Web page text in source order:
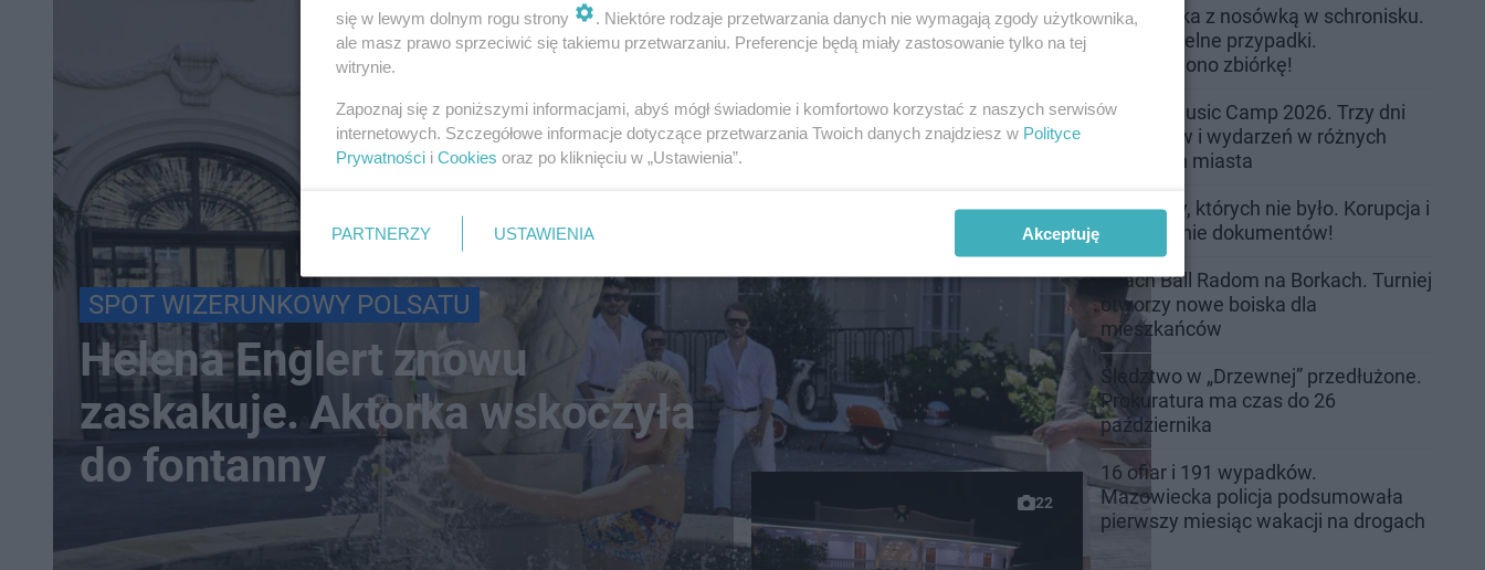
SPOT WIZERUNKOWY POLSATU
Helena Englert znowu
zaskakuje. Aktorka wskoczyła
do fontanny
22
Trwa walka z nosówką w schronisku.
Są śmiertelne przypadki.
Uruchomiono zbiórkę!
Radom Music Camp 2026. Trzy dni
koncertów i wydarzeń w różnych
częściach miasta
Przeglądy, których nie było. Korupcja i
fałszowanie dokumentów!
Beach Ball Radom na Borkach. Turniej
otworzy nowe boiska dla
mieszkańców
Śledztwo w „Drzewnej” przedłużone.
Prokuratura ma czas do 26
października
16 ofiar i 191 wypadków.
Mazowiecka policja podsumowała
pierwszy miesiąc wakacji na drogach
się w lewym dolnym rogu strony
. Niektóre rodzaje przetwarzania danych nie wymagają zgody użytkownika,
ale masz prawo sprzeciwić się takiemu przetwarzaniu. Preferencje będą miały zastosowanie tylko na tej
witrynie.
Zapoznaj się z poniższymi informacjami, abyś mógł świadomie i komfortowo korzystać z naszych serwisów
internetowych. Szczegółowe informacje dotyczące przetwarzania Twoich danych znajdziesz w Polityce
Prywatności i Cookies oraz po kliknięciu w „Ustawienia”.
PARTNERZY USTAWIENIA Akceptuję